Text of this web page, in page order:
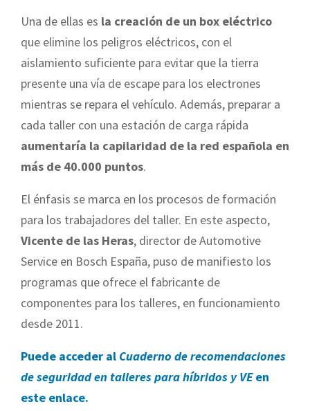
Una de ellas es la creación de un box eléctrico
que elimine los peligros eléctricos, con el
aislamiento suficiente para evitar que la tierra
presente una vía de escape para los electrones
mientras se repara el vehículo. Además, preparar a
cada taller con una estación de carga rápida
aumentaría la capilaridad de la red española en
más de 40.000 puntos.
El énfasis se marca en los procesos de formación
para los trabajadores del taller. En este aspecto,
Vicente de las Heras, director de Automotive
Service en Bosch España, puso de manifiesto los
programas que ofrece el fabricante de
componentes para los talleres, en funcionamiento
desde 2011.
Puede acceder al Cuaderno de recomendaciones
de seguridad en talleres para híbridos y VEen
este enlace.